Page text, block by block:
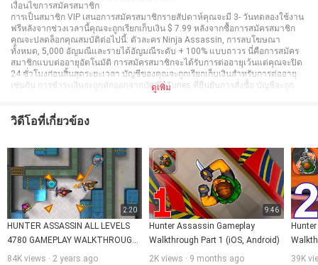
เงื่อนไขการสมัครสมาชิก
การเป็นสมาชิก VIP เสนอการสมัครสมาชิกรายสัปดาห์คุณจะมี 3- วันทดลองใช้งาน
ฟรีหลังจากช่วงเวลานี้คุณจะถูกเรียกเก็บเงิน $ 7.99 หลังจากซื้อการสมัครสมาชิก
คุณจะปลดล็อกคุณสมบัติต่อไปนี้: ตัวละคร Ninja Assassin, การลบโฆษณา
ทั้งหมด, 5,000 อัญมณีและรายได้อัญมณีระดับ + 100% แบบถาวร นี่คือการสมัคร
สมาชิกแบบต่ออายุอัตโนมัติ การสมัครสมาชิกจะได้รับการต่ออายุเว้นแต่คุณจะปิด
24 ชั่วโมงก่อนสิ้นสุดระยะเวลา บัญชีของคุณจะถูกเรียกเก็บเงินสำหรับการต่ออายุ
เช่นกัน การชำระเงินจะถูกหักออกจากบัญชี iTunes ที่ยืนยันการสั่งซื้อ บัญชีจะถูก
ต่ออายุอัตโนมัติอาจถูกปิดโดยไปที่การตั้งค่าบัญชีของผู้ใช้หลังการซื้อ ส่วนที่ไม่ได้
สำหรับข้อมูลเพิ่มเติมโปรดตรวจสอบลิงก์ด้านล่าง:
นโยบาย - http://rubygamestudio.com/privacypolicy.html
เงื่อนไขการสมัครสมาชิก - http://rubygamestudio.com/subscription- Terms-
hunterassassin.html
เงื่อนไขการใช้งาน: http://rubygamestudio.com/termsofuse.html
ราคานี้กำหนดไว้สำหรับลูกค้าในสหรัฐอเมริกา ราคาในประเทศอื่น ๆ อาจแตกต่าง
กันไปและค่าใช้จ่ายจริงอาจถูกแปลงเป็นสกุลเงินท้องถิ่นของคุณ
https://support.google.com/googleplay/answer/7018481
การติดต่อเรา
ดูเพิ่ม
วิดีโอที่เกี่ยวข้อง
2:20
HUNTER ASSASSIN ALL LEVELS
4780 GAMEPLAY WALKTHROUGH
PART 761
84K views · 2 years ago
9:46
Hunter Assassin Gameplay
Walkthrough Part 1 (iOS, Android)
2K views · 9 months ago
22-36
39K